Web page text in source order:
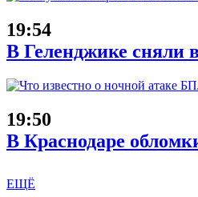
19:54
В Геленджике сняли
19:50
В Краснодаре
ЕЩЁ